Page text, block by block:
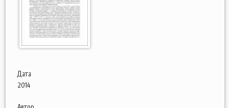
Дата
2014